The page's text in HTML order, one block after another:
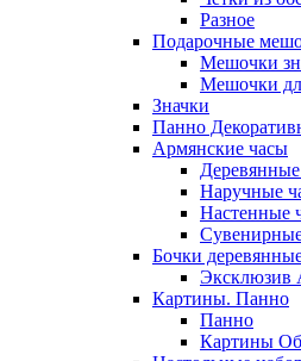
Разное
Подарочные
Мешочки
Мешочки
Значки
Панно
Армянские часы
Наручные
Настенные
Бочки
Эксклюзив
Картины. Панно
Панно
Картины